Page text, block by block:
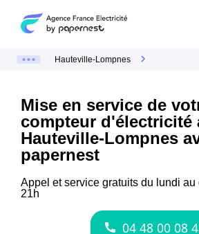
Hauteville-Lompnes